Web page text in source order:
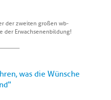
der zweiten großen wb-
der Erwachsenenbildung!
was die Wünsche